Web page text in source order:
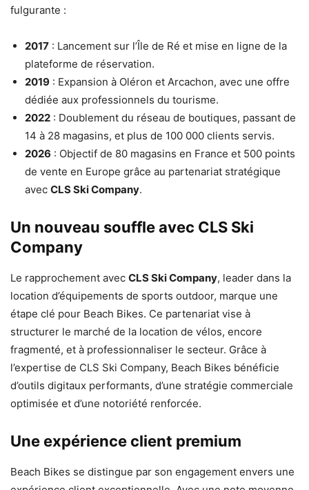
fulgurante :
2017 : Lancement sur l’Île de Ré et mise en ligne de la
plateforme de réservation.
2019 : Expansion à Oléron et Arcachon, avec une offre
dédiée aux professionnels du tourisme.
2022 : Doublement du réseau de boutiques, passant de
14 à 28 magasins, et plus de 100 000 clients servis.
2026 : Objectif de 80 magasins en France et 500 points
de vente en Europe grâce au partenariat stratégique
avec CLS Ski Company.
Un nouveau souffle avec CLS Ski
Company
Le rapprochement avec CLS Ski Company, leader dans la
location d’équipements de sports outdoor, marque une
étape clé pour Beach Bikes. Ce partenariat vise à
structurer le marché de la location de vélos, encore
fragmenté, et à professionnaliser le secteur. Grâce à
l’expertise de CLS Ski Company, Beach Bikes bénéficie
d’outils digitaux performants, d’une stratégie commerciale
optimisée et d’une notoriété renforcée.
Une expérience client premium
Beach Bikes se distingue par son engagement envers une